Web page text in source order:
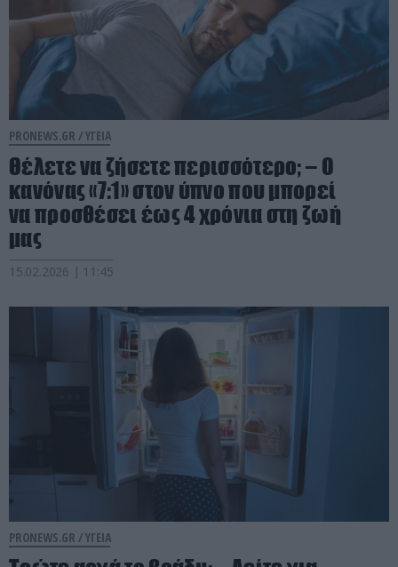
PRONEWS.GR /ΥΓΕΙΑ
Θέλετε να ζήσετε περισσότερο; – Ο
κανόνας «7:1» στον ύπνο που μπορεί
να προσθέσει έως 4 χρόνια στη ζωή
μας
15.02.2026 | 11:45
PRONEWS.GR /ΥΓΕΙΑ